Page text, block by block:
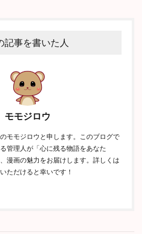
記事を書いた人
モモジロウ
モモジロウと申します。このブログで
管理人が「心に残る物語をあなた
漫画の魅力をお届けします。詳しくは
ただけると幸いです！